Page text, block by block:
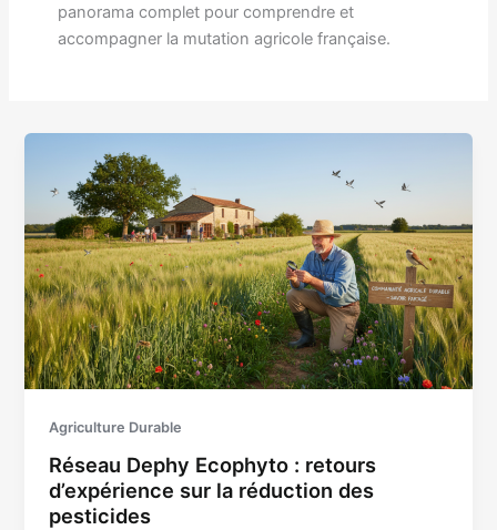
panorama complet pour comprendre et
accompagner la mutation agricole française.
Agriculture Durable
Réseau Dephy Ecophyto : retours
d’expérience sur la réduction des
pesticides